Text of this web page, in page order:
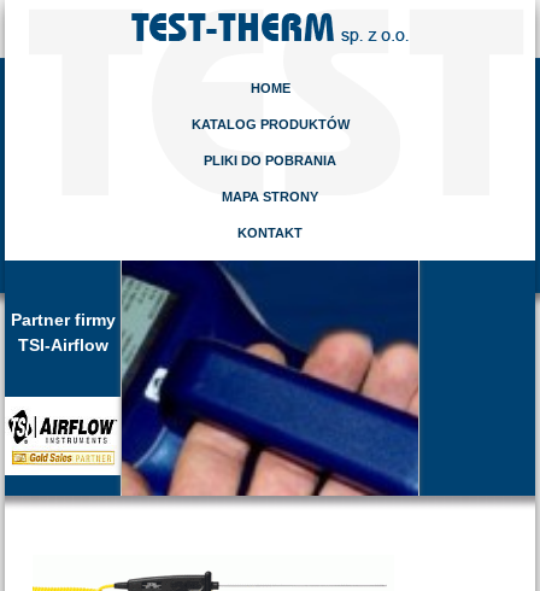
HOME
KATALOG PRODUKTÓW
PLIKI DO POBRANIA
MAPA STRONY
KONTAKT
Partner firmy
TSI-Airflow